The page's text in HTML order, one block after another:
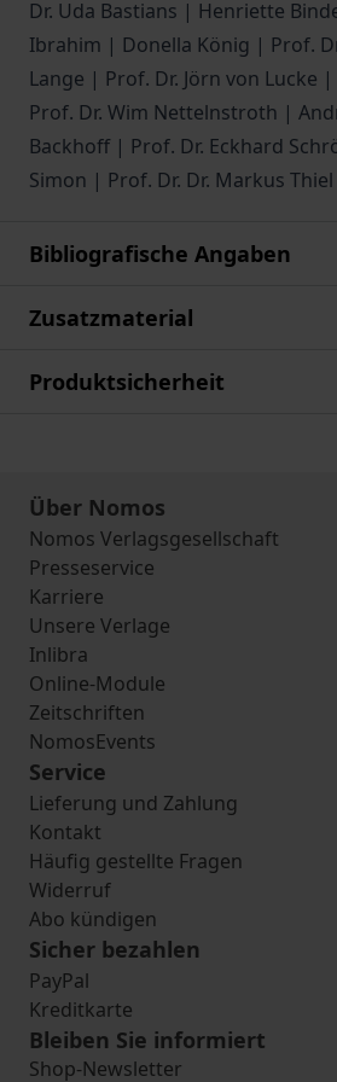
Dr. Uda Bastians | Henriette
Ibrahim | Donella König | Prof.
Lange | Prof. Dr. Jörn von Lucke
Prof. Dr. Wim Nettelnstroth |
Backhoff | Prof. Dr. Eckhard
Simon | Prof. Dr. Dr. Markus Thiel
Bibliografische Angaben
Zusatzmaterial
Produktsicherheit
Über Nomos
Nomos Verlagsgesellschaft
Presseservice
Karriere
Unsere Verlage
Inlibra
Online-Module
Zeitschriften
NomosEvents
Service
Lieferung und Zahlung
Kontakt
Häufig gestellte Fragen
Widerruf
Abo kündigen
Sicher bezahlen
PayPal
Kreditkarte
Bleiben Sie informiert
Shop-Newsletter